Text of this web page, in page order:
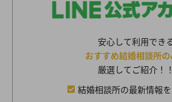
安心して利用でき
おすすめ結婚相談所
厳選してご紹介！！
結婚相談所の最新情報を